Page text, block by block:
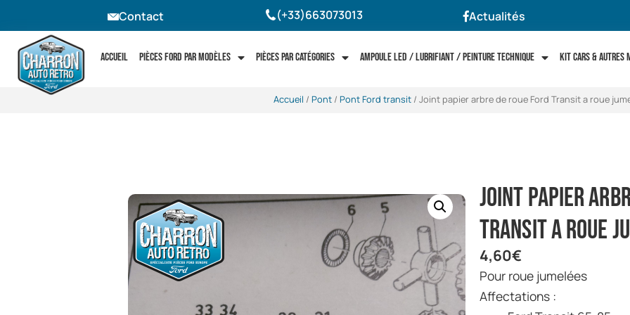
Contact (+33)663073013 Actualités
Accueil Pièces Ford par modèles Pièces par catégories Ampoule LED / Lubrifiant / Peinture technique Kit cars & autres
Accueil / Pont/ Pont Ford transit/ Joint papier arbre de roue Ford Transit a roue
Joint papier
Transit a roue
4,60€
Pour roue jumelées
Affectations :